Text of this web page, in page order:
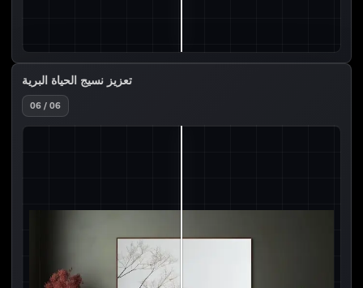
تعزيز نسيج الحياة البرية
06 / 06